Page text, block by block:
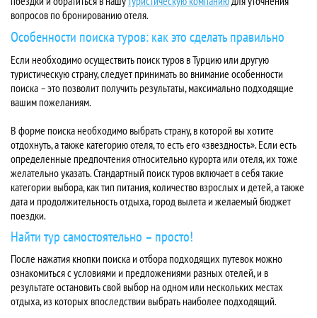
вопросов по бронированию отеля.
Особенности поиска туров: как это сделать правильно
Если необходимо осуществить поиск туров в Турцию или другую
туристическую страну, следует принимать во внимание особенности
поиска – это позволит получить результаты, максимально подходящие
вашим пожеланиям.
В форме поиска необходимо выбрать страну, в которой вы хотите
отдохнуть, а также категорию отеля, то есть его «звездность». Если есть
определенные предпочтения относительно курорта или отеля, их тоже
желательно указать. Стандартный поиск туров включает в себя такие
категории выбора, как тип питания, количество взрослых и детей, а также
дата и продолжительность отдыха, город вылета и желаемый бюджет
поездки.
Найти тур самостоятельно – просто!
После нажатия кнопки поиска и отбора подходящих путевок можно
ознакомиться с условиями и предложениями разных отелей, и в
результате остановить свой выбор на одном или нескольких местах
отдыха, из которых впоследствии выбрать наиболее подходящий.